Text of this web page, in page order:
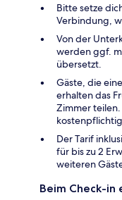
Bitte setze
Verbindung,
Von der
werden ggf.
übersetzt.
Gäste, die
erhalten das
Zimmer teilen.
Der Tarif
für bis zu 2
weiteren
Beim Check-in